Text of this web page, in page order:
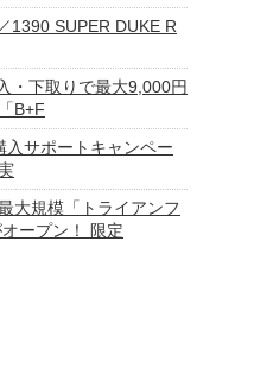
1390 SUPER DUKE R
・下取りで最大9,000円
B+F
入サポートキャンペー
大規模「トライアンフ
ープン！ 限定